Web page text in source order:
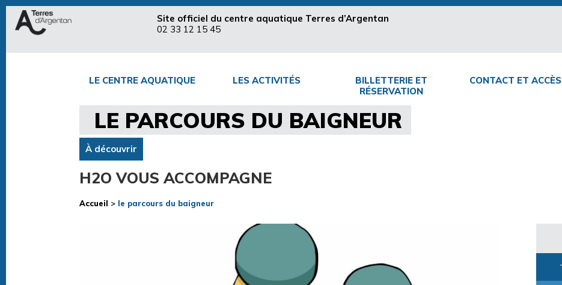
Site officiel du centre aquatique Terres d’Argentan
02 33 12 15 45
LE CENTRE AQUATIQUE LES ACTIVITÉS
BILLETTERIE ET
RÉSERVATION
CONTACT ET ACCÈS
LE PARCOURS DU BAIGNEUR
À découvrir
H2O VOUS ACCOMPAGNE
Accueil > le parcours du baigneur